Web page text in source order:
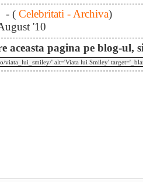
- ( Celebritati - Archiva)
'10
aceasta pagina pe blog-ul,